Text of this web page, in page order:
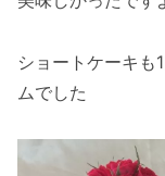
ショートケーキも
ムでした